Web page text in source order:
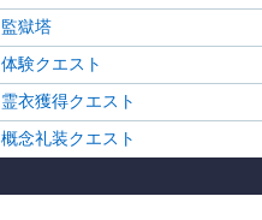
監獄塔
体験クエスト
霊衣獲得クエスト
概念礼装クエスト